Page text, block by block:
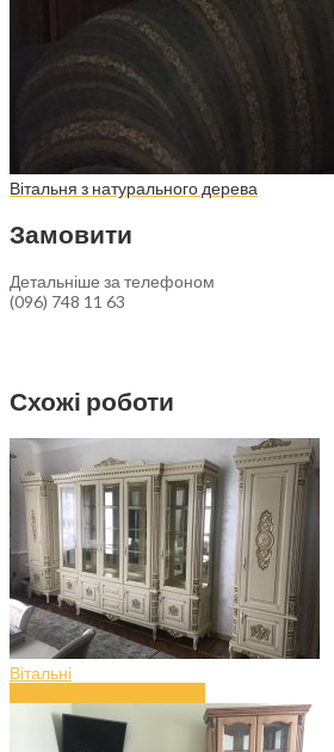
Вітальня з натурального дерева
Замовити
Детальніше за телефоном
(096) 748 11 63
Схожі роботи
Вітальні